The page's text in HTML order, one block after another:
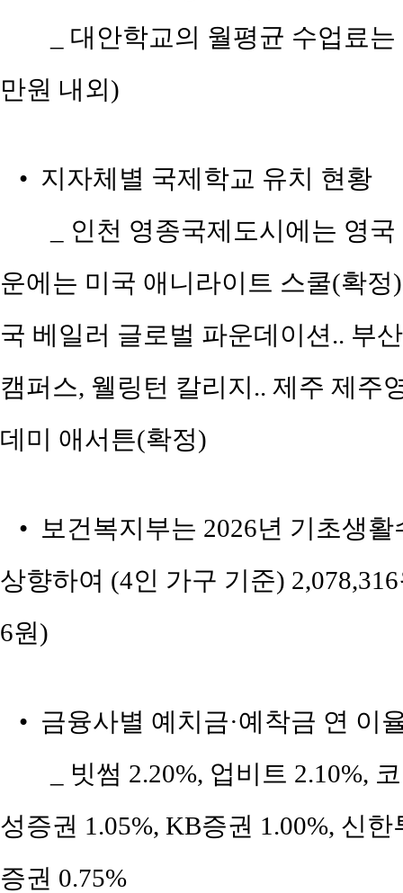
_ 대안학교의 월평균 수업료
만원 내외)
• 지자체별 국제학교 유치 현황
_ 인천 영종국제도시에는 영
운에는 미국 애니라이트 스쿨(확
국 베일러 글로벌 파운데이션.. 부
캠퍼스, 웰링턴 칼리지.. 제주 제주
데미 애서튼(확정)
• 보건복지부는 2026년 기초생
상향하여 (4인 가구 기준)
6원)
• 금융사별 예치금·예착금 연 이
_ 빗썸 2.20%, 업비트 2.10%,
성증권 1.05%, KB증권 1.00%, 신
증권 0.75%